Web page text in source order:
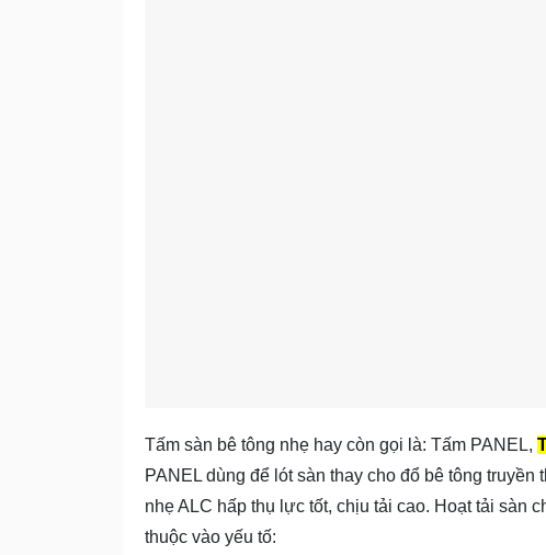
Tấm sàn bê tông nhẹ hay còn gọi là: Tấm PANEL,
PANEL dùng để lót sàn thay cho đổ bê tông
nhẹ ALC hấp thụ lực tốt, chịu tải cao. Hoạt tải sàn
thuộc vào yếu tố: